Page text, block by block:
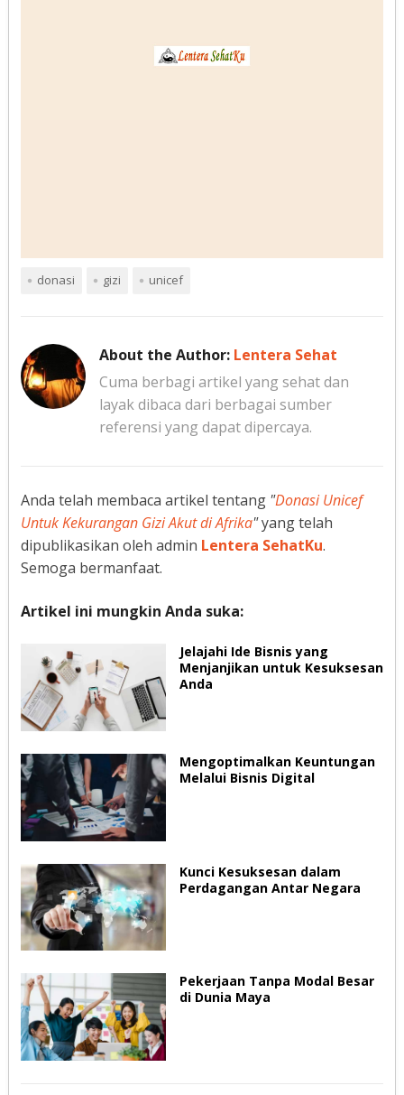
donasi gizi unicef
About the Author: Lentera Sehat
Cuma berbagi artikel yang sehat dan
layak dibaca dari berbagai sumber
referensi yang dapat dipercaya.
Anda telah membaca artikel tentang "Donasi Unicef
Untuk Kekurangan Gizi Akut di Afrika"yang telah
dipublikasikan oleh admin Lentera SehatKu.
Semoga bermanfaat.
Artikel ini mungkin Anda suka:
Jelajahi Ide Bisnis yang
Menjanjikan untuk Kesuksesan
Anda
Mengoptimalkan Keuntungan
Melalui Bisnis Digital
Kunci Kesuksesan dalam
Perdagangan Antar Negara
Pekerjaan Tanpa Modal Besar
di Dunia Maya